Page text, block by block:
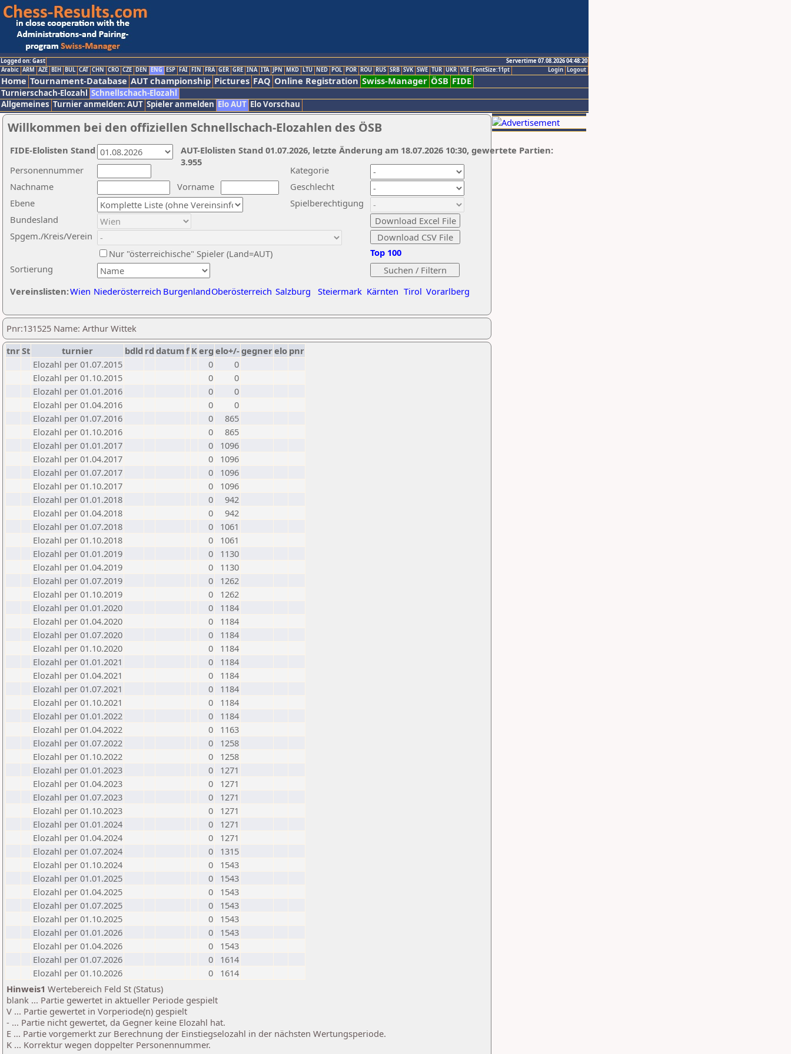
Logged on: Gast
Servertime 07.08.2026 04:48:20
Logout
Login
Arabic ARM AZE BIH BUL CAT CHN CRO CZE DEN ENG ESP FAI FIN FRA GER GRE INA ITA JPN MKD LTU NED POL POR ROU RUS SRB SVK SWE TUR UKR VIE FontSize:11pt
Home Tournament-Database AUT championship Pictures FAQ Online Registration Swiss-Manager ÖSB FIDE
Turnierschach-Elozahl Schnellschach-Elozahl
Allgemeines Turnier anmelden: AUT Spieler anmelden Elo AUT Elo Vorschau
Willkommen bei den offiziellen Schnellschach-Elozahlen des ÖSB
Nachname
Vorname
Ebene
Kategorie
Sortierung
Personennummer
Bundesland
Spgem./Kreis/Verein
Geschlecht
Nur "österreichische" Spieler (Land=AUT)
Spielberechtigung
Vereinslisten:Wien Niederösterreich BurgenlandOberösterreich Salzburg Steiermark Kärnten Tirol Vorarlberg
Top 100
AUT-Elolisten Stand 01.07.2026, letzte Änderung am 18.07.2026 10:30, gewertete Partien:
3.955
FIDE-Elolisten Stand
Pnr:131525 Name: Arthur Wittek
tnrSt turnier bdld rd datumf Kerg elo+/-gegnerelo pnr
Elozahl per 01.07.2015
0
0
Elozahl per 01.10.2015
0
0
Elozahl per 01.01.2016
0
0
Elozahl per 01.04.2016
0
0
Elozahl per 01.07.2016
0
865
Elozahl per 01.10.2016
0
865
Elozahl per 01.01.2017
0
1096
Elozahl per 01.04.2017
0
1096
Elozahl per 01.07.2017
0
1096
Elozahl per 01.10.2017
0
1096
Elozahl per 01.01.2018
0
942
Elozahl per 01.04.2018
0
942
Elozahl per 01.07.2018
0
1061
Elozahl per 01.10.2018
0
1061
Elozahl per 01.01.2019
0
1130
Elozahl per 01.04.2019
0
1130
Elozahl per 01.07.2019
0
1262
Elozahl per 01.10.2019
0
1262
Elozahl per 01.01.2020
0
1184
Elozahl per 01.04.2020
0
1184
Elozahl per 01.07.2020
0
1184
Elozahl per 01.10.2020
0
1184
Elozahl per 01.01.2021
0
1184
Elozahl per 01.04.2021
0
1184
Elozahl per 01.07.2021
0
1184
Elozahl per 01.10.2021
0
1184
Elozahl per 01.01.2022
0
1184
Elozahl per 01.04.2022
0
1163
Elozahl per 01.07.2022
0
1258
Elozahl per 01.10.2022
0
1258
Elozahl per 01.01.2023
0
1271
Elozahl per 01.04.2023
0
1271
Elozahl per 01.07.2023
0
1271
Elozahl per 01.10.2023
0
1271
Elozahl per 01.01.2024
0
1271
Elozahl per 01.04.2024
0
1271
Elozahl per 01.07.2024
0
1315
Elozahl per 01.10.2024
0
1543
Elozahl per 01.01.2025
0
1543
Elozahl per 01.04.2025
0
1543
Elozahl per 01.07.2025
0
1543
Elozahl per 01.10.2025
0
1543
Elozahl per 01.01.2026
0
1543
Elozahl per 01.04.2026
0
1543
Elozahl per 01.07.2026
0
1614
Elozahl per 01.10.2026
0
1614
Hinweis1 Wertebereich Feld St (Status)
blank ... Partie gewertet in aktueller Periode gespielt
V ... Partie gewertet in Vorperiode(n) gespielt
- ... Partie nicht gewertet, da Gegner keine Elozahl hat.
E ... Partie vorgemerkt zur Berechnung der Einstiegselozahl in der nächsten Wertungsperiode.
K ... Korrektur wegen doppelter Personennummer.